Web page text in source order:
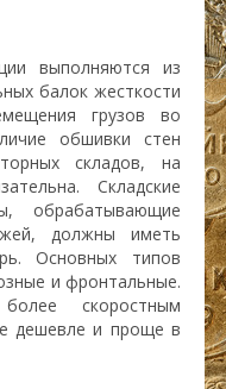
выполняются из
балок жесткости
грузов во
обшивки стен
складов, на
Складские
обрабатывающие
должны иметь
Основных типов
и фронтальные.
скоростным
дешевле и проще в